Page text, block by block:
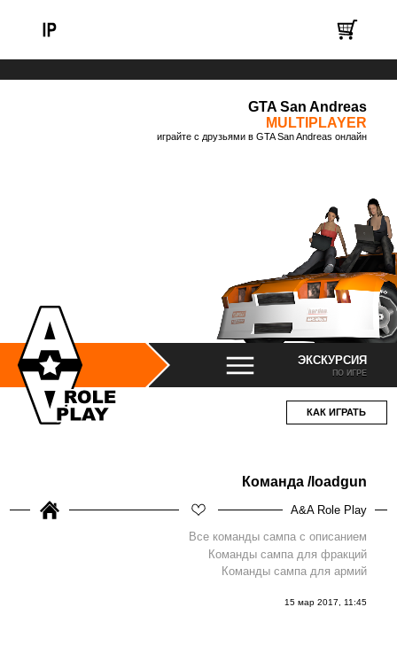
GTA San Andreas
MULTIPLAYER
играйте с друзьями в GTA San Andreas онлайн
ЭКСКУРСИЯ
ПО ИГРЕ
КАК ИГРАТЬ
Команда /loadgun
A&A Role Play
Все команды сампа с описанием
Команды сампа для фракций
Команды сампа для армий
15 мар 2017, 11:45